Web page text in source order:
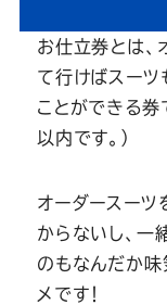
お仕立券とは、
て行けばスーツ
ことができる券
以内です。）
オーダースーツ
からないし、一
のもなんだか
メです！